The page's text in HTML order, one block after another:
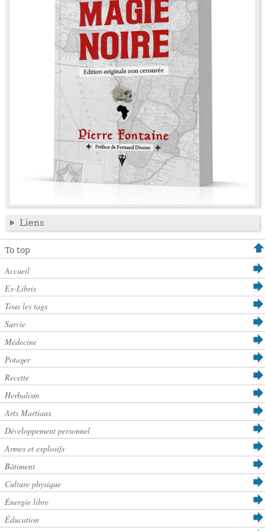
Liens
To top
Accueil
Ex-Libris
Tous les tags
Survie
Médecine
Potager
Recette
Herbalism
Arts Martiaux
Développement personnel
Armes et explosifs
Bâtiment
Culture physique
Énergie libre
Éducation